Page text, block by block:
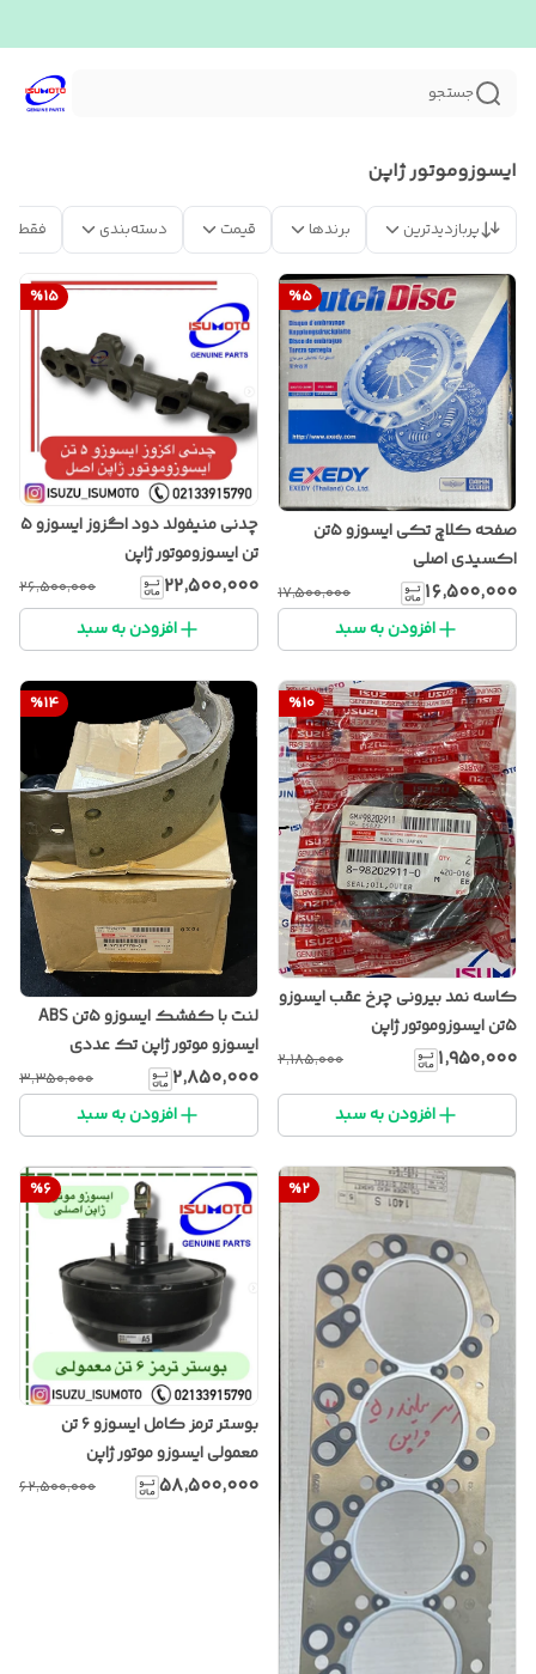
جستجو
ایسوزوموتور ژاپن
پربازدیدترین برندها قیمت دسته‌بندی فقط
%5
صفحه کلاچ تکی ایسوزو ۵تن
اکسیدی اصلی
۱۶٬۵۰۰٬۰۰۰ ۱۷٬۵۰۰٬۰۰۰
افزودن به سبد
%15
چدنی منیفولد دود اگزوز ایسوزو ۵
تن ایسوزوموتور ژاپن
۲۲٬۵۰۰٬۰۰۰ ۲۶٬۵۰۰٬۰۰۰
افزودن به سبد
%10
کاسه نمد بیرونی چرخ عقب ایسوزو
۵تن ایسوزوموتور ژاپن
۱٬۹۵۰٬۰۰۰ ۲٬۱۸۵٬۰۰۰
افزودن به سبد
%14
لنت با کفشک ایسوزو ۵تن ABS
ایسوزو موتور ژاپن تک عددی
۲٬۸۵۰٬۰۰۰ ۳٬۳۵۰٬۰۰۰
افزودن به سبد
%2
%6
بوستر ترمز کامل ایسوزو ۶ تن
معمولی ایسوزو موتور ژاپن
۵۸٬۵۰۰٬۰۰۰ ۶۲٬۵۰۰٬۰۰۰